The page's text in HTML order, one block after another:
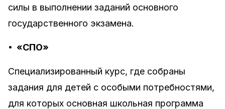
силы в выполнении заданий основного
государственного экзамена.
• «СПО»
Специализированный курс, где собраны
задания для детей с особыми потребностями,
для которых основная школьная программа